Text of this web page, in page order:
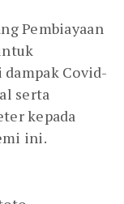
Pembiayaan
Covid-
serta
kepada
ini.